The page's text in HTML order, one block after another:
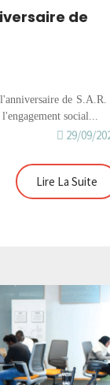
de
de S.A.R.
social...
29/09/
Lire La Suite